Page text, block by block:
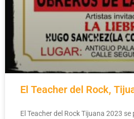
El Teacher del Rock,
El Teacher del Rock Tijuana 2023